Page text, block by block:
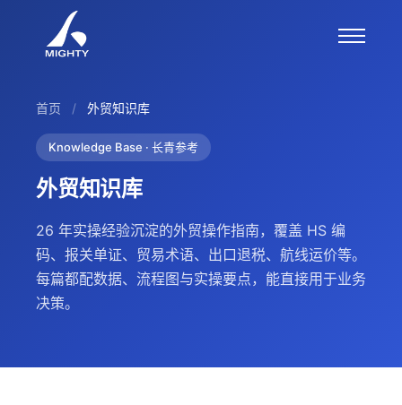
首页 / 外贸知识库
Knowledge Base · 长青参考
外贸知识库
26 年实操经验沉淀的外贸操作指南，覆盖 HS 编
码、报关单证、贸易术语、出口退税、航线运价等。
每篇都配数据、流程图与实操要点，能直接用于业务
决策。